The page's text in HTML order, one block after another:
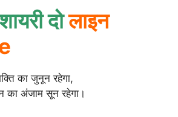
दोलाइन
का जुनून रहेगा,
का अंजाम सून रहेगा।